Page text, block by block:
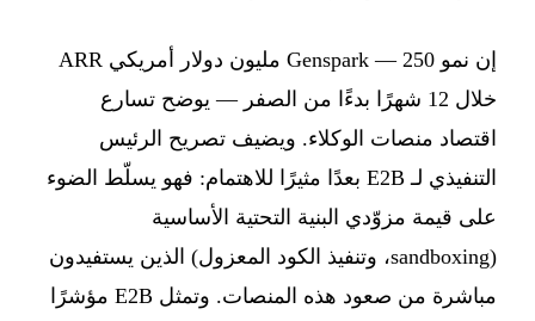
إن نمو Genspark — 250 مليون دولار أمريكي ARR
خلال 12 شهرًا بدءًا من الصفر — يوضح تسارع
اقتصاد منصات الوكلاء. ويضيف تصريح الرئيس
التنفيذي لـ E2B بعدًا مثيرًا للاهتمام: فهو يسلّط الضوء
على قيمة مزوّدي البنية التحتية الأساسية
(sandboxing، وتنفيذ الكود المعزول) الذين يستفيدون
مباشرة من صعود هذه المنصات. وتمثل E2B مؤشرًا